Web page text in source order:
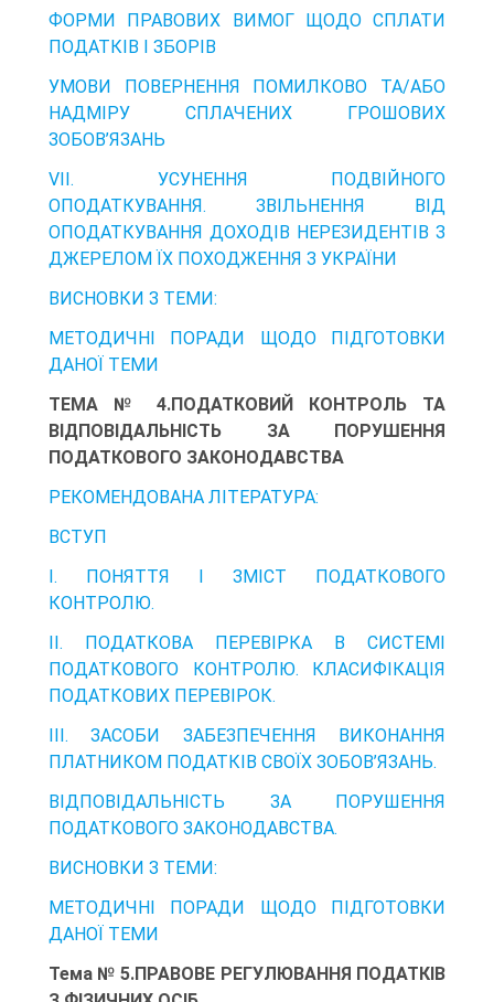
ФОРМИ ПРАВОВИХ ВИМОГ ЩОДО СПЛАТИ
ПОДАТКІВ І ЗБОРІВ
УМОВИ ПОВЕРНЕННЯ ПОМИЛКОВО ТА/АБО
НАДМІРУ СПЛАЧЕНИХ ГРОШОВИХ
ЗОБОВ’ЯЗАНЬ
VII. УСУНЕННЯ ПОДВІЙНОГО
ОПОДАТКУВАННЯ. ЗВІЛЬНЕННЯ ВІД
ОПОДАТКУВАННЯ ДОХОДІВ НЕРЕЗИДЕНТІВ З
ДЖЕРЕЛОМ ЇХ ПОХОДЖЕННЯ З УКРАЇНИ
ВИСНОВКИ З ТЕМИ:
МЕТОДИЧНІ ПОРАДИ ЩОДО ПІДГОТОВКИ
ДАНОЇ ТЕМИ
ТЕМА № 4.ПОДАТКОВИЙ КОНТРОЛЬ ТА
ВІДПОВІДАЛЬНІСТЬ ЗА ПОРУШЕННЯ
ПОДАТКОВОГО ЗАКОНОДАВСТВА
РЕКОМЕНДОВАНА ЛІТЕРАТУРА:
ВСТУП
І. ПОНЯТТЯ І ЗМІСТ ПОДАТКОВОГО
КОНТРОЛЮ.
ІІ. ПОДАТКОВА ПЕРЕВІРКА В СИСТЕМІ
ПОДАТКОВОГО КОНТРОЛЮ. КЛАСИФІКАЦІЯ
ПОДАТКОВИХ ПЕРЕВІРОК.
ІІІ. ЗАСОБИ ЗАБЕЗПЕЧЕННЯ ВИКОНАННЯ
ПЛАТНИКОМ ПОДАТКІВ СВОЇХ ЗОБОВ’ЯЗАНЬ.
ВІДПОВІДАЛЬНІСТЬ ЗА ПОРУШЕННЯ
ПОДАТКОВОГО ЗАКОНОДАВСТВА.
ВИСНОВКИ З ТЕМИ:
МЕТОДИЧНІ ПОРАДИ ЩОДО ПІДГОТОВКИ
ДАНОЇ ТЕМИ
Тема № 5.ПРАВОВЕ РЕГУЛЮВАННЯ ПОДАТКІВ